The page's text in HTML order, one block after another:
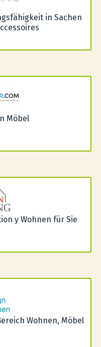
in Sachen
Möbel
y Wohnen für Sie
Wohnen, Möbel